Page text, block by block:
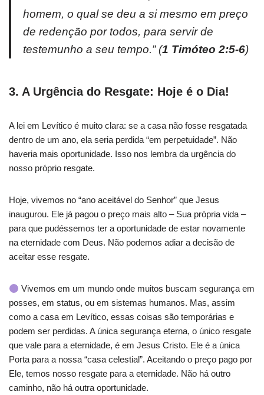
homem, o qual se deu a si mesmo em preço
de redenção por todos, para servir de
testemunho a seu tempo.”(1 Timóteo 2:5-6)
3. A Urgência do Resgate: Hoje é o Dia!
A lei em Levítico é muito clara: se a casa não fosse resgatada
dentro de um ano, ela seria perdida “em perpetuidade”. Não
haveria mais oportunidade. Isso nos lembra da urgência do
nosso próprio resgate.
Hoje, vivemos no “ano aceitável do Senhor” que Jesus
inaugurou. Ele já pagou o preço mais alto – Sua própria vida –
para que pudéssemos ter a oportunidade de estar novamente
na eternidade com Deus. Não podemos adiar a decisão de
aceitar esse resgate.
Vivemos em um mundo onde muitos buscam segurança em
posses, em status, ou em sistemas humanos. Mas, assim
como a casa em Levítico, essas coisas são temporárias e
podem ser perdidas. A única segurança eterna, o único resgate
que vale para a eternidade, é em Jesus Cristo. Ele é a única
Porta para a nossa “casa celestial”. Aceitando o preço pago por
Ele, temos nosso resgate para a eternidade. Não há outro
caminho, não há outra oportunidade.